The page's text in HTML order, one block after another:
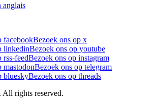
anglais
facebookBezoek ons op x
linkedinBezoek ons op youtube
rss-feedBezoek ons op instagram
mastodonBezoek ons op telegram
blueskyBezoek ons op threads
rights reserved.